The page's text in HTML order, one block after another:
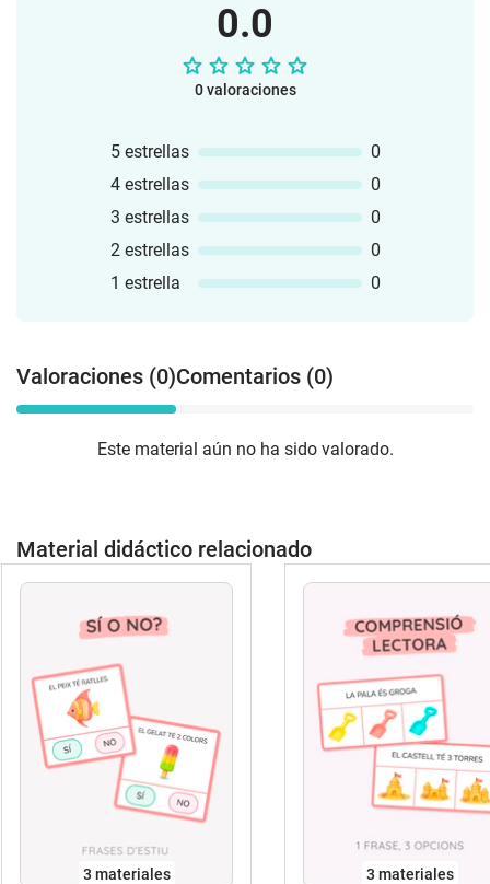
0.0
0 valoraciones
5 estrellas
0
4 estrellas
0
3 estrellas
0
2 estrellas
0
1 estrella
0
Valoraciones (0)Comentarios (0)
Este material aún no ha sido valorado.
Material didáctico relacionado
3 materiales 3 materiales